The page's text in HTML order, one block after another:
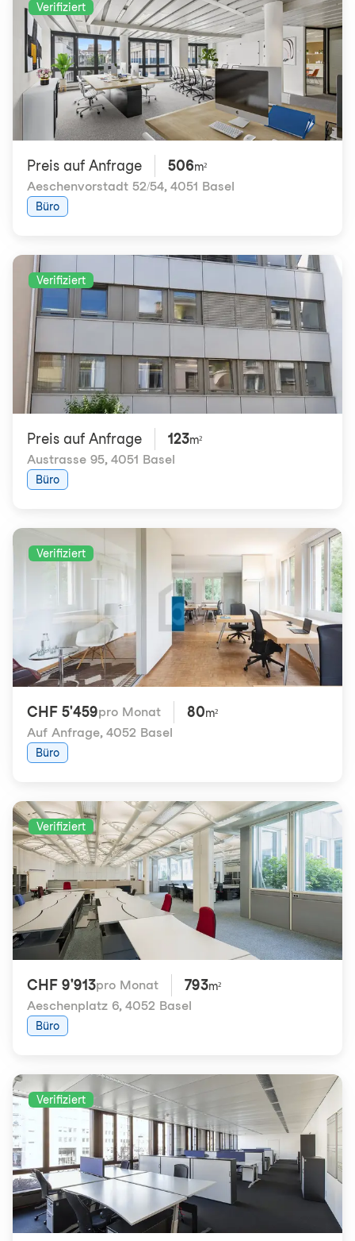
Verifiziert
Preis auf Anfrage 506m²
Aeschenvorstadt 52/54, 4051 Basel
Büro
Verifiziert
Preis auf Anfrage 123m²
Austrasse 95, 4051 Basel
Büro
Verifiziert
CHF 5'459pro Monat 80m²
Auf Anfrage, 4052 Basel
Büro
Verifiziert
CHF 9'913pro Monat 793m²
Aeschenplatz 6, 4052 Basel
Büro
Verifiziert